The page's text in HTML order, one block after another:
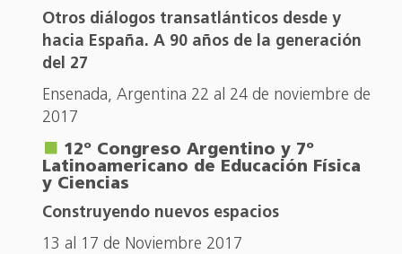
Otros diálogos transatlánticos desde y
hacia España. A 90 años de la generación
del 27
Ensenada, Argentina 22 al 24 de noviembre de
2017
12º Congreso Argentino y 7º
Latinoamericano de Educación Física
y Ciencias
Construyendo nuevos espacios
13 al 17 de Noviembre 2017